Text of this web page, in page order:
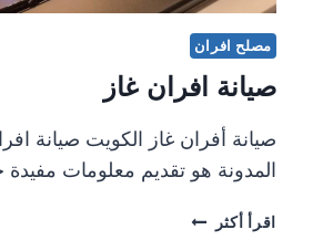
مصلح افران
صيانة افران غاز
صيانة أفران غاز الكويت صيانة
المدونة هو تقديم معلومات
اقرأ أكثر
صيانة